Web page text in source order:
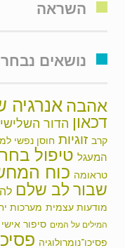
השראה
נושאים
אהבה אנרגיה
דכאון הדור השלישי
קרב זוגיות חוסן נפשי
המעגל טיפול
טראומה כוח
שבור לב שלם
מודעות עצמית מערכות
המילים על המים סיפור אישי
פסיכו־נומרולוגיה